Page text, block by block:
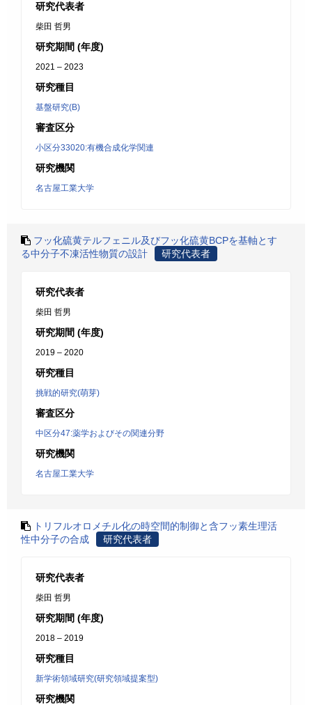
研究代表者
柴田 哲男
研究期間 (年度)
2021 – 2023
研究種目
基盤研究(B)
審査区分
小区分33020:有機合成化学関連
研究機関
名古屋工業大学
フッ化硫黄テルフェニル及びフッ化硫黄BCPを基軸とす
る中分子不凍活性物質の設計
研究代表者
研究代表者
柴田 哲男
研究期間 (年度)
2019 – 2020
研究種目
挑戦的研究(萌芽)
審査区分
中区分47:薬学およびその関連分野
研究機関
名古屋工業大学
トリフルオロメチル化の時空間的制御と含フッ素生理活
性中分子の合成
研究代表者
研究代表者
柴田 哲男
研究期間 (年度)
2018 – 2019
研究種目
新学術領域研究(研究領域提案型)
研究機関